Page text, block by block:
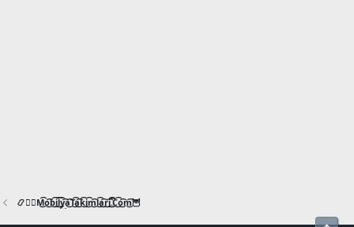
📿🧙‍♂️M͜͡o͜͡b͜͡i͜͡l͜͡y͜͡a͜͡T͜͡a͜͡k͜͡i͜͡m͜͡l͜͡a͜͡r͜͡i͜͡.͜͡C͜͡o͜͡m͜͡🦉